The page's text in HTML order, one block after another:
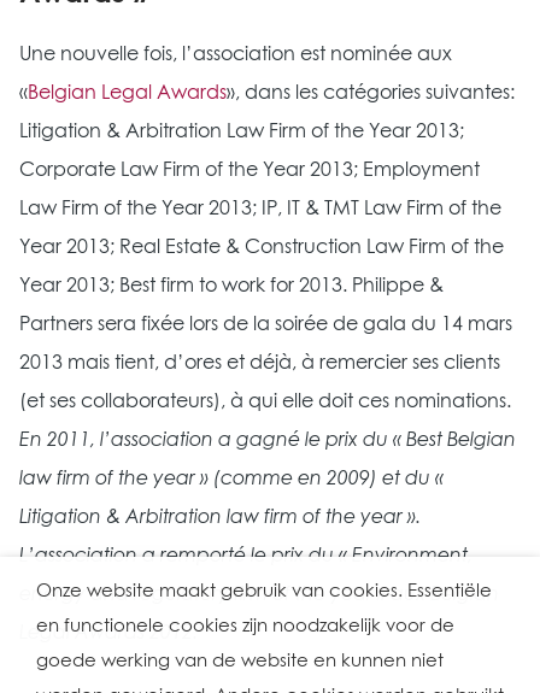
Une nouvelle fois, l’association est nominée aux
«Belgian Legal Awards», dans les catégories suivantes:
Litigation & Arbitration Law Firm of the Year 2013;
Corporate Law Firm of the Year 2013; Employment
Law Firm of the Year 2013; IP, IT & TMT Law Firm of the
Year 2013; Real Estate & Construction Law Firm of the
Year 2013; Best firm to work for 2013. Philippe &
Partners sera fixée lors de la soirée de gala du 14 mars
2013 mais tient, d’ores et déjà, à remercier ses clients
(et ses collaborateurs), à qui elle doit ces nominations.
En 2011, l’association a gagné le prix du « Best Belgian
law firm of the year » (comme en 2009) et du «
Litigation & Arbitration law firm of the year ».
L’association a remporté le prix du « Environment,
energy and regulatory firm of the year » aux Belgian
Legal Awards 2012.“
Onze website maakt gebruik van cookies. Essentiële
en functionele cookies zijn noodzakelijk voor de
goede werking van de website en kunnen niet